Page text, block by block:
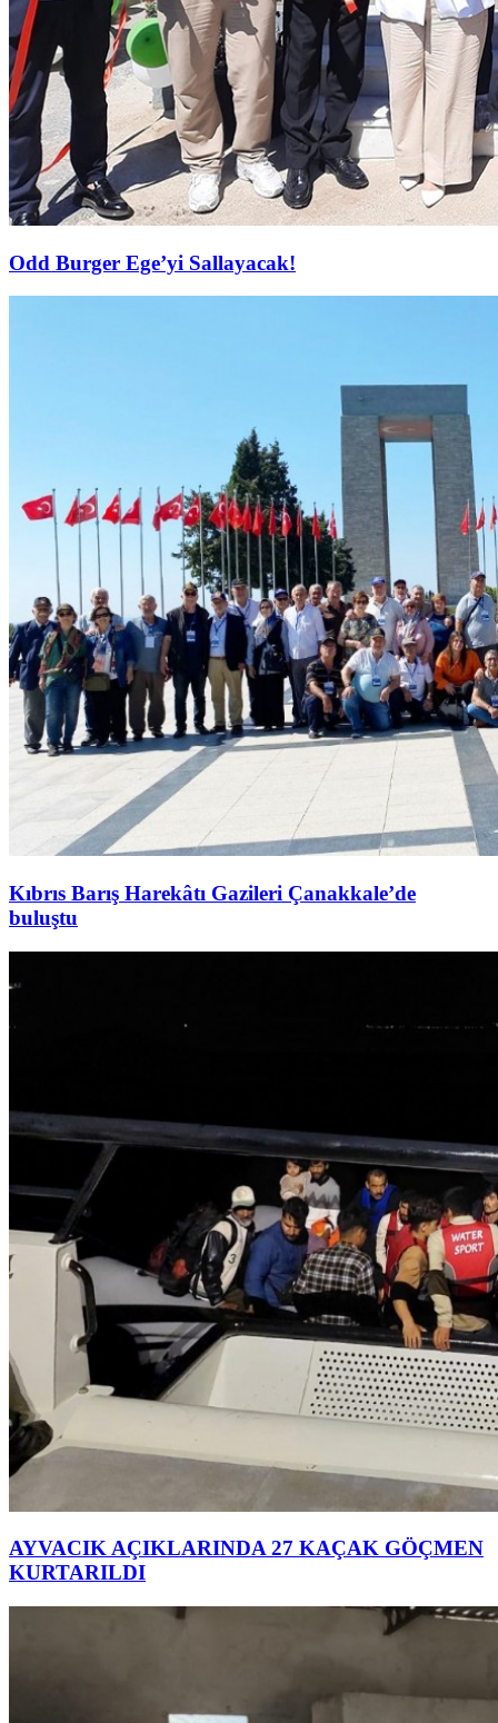
Odd Burger Ege’yi Sallayacak!
Kıbrıs Barış Harekâtı Gazileri Çanakkale’de
buluştu
AYVACIK AÇIKLARINDA 27 KAÇAK GÖÇMEN
KURTARILDI